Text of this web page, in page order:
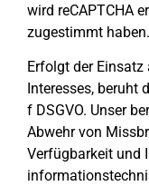
wird reCAPTCHA
zugestimmt haben.
Erfolgt der
Interesses, beruht
f DSGVO. Unser
Abwehr von
Verfügbarkeit und